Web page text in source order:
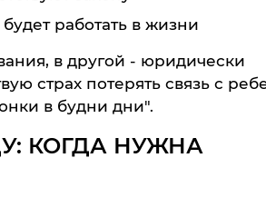
работать в жизни
в другой - юридически
страх потерять связь с
в будни дни".
КОГДА НУЖНА